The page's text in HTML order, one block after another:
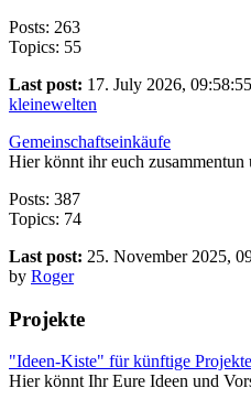
Posts: 263
Topics: 55
Last post: 17. July 2026, 09:58:55
kleinewelten
Gemeinschaftseinkäufe
Hier könnt ihr euch zusammentun
Posts: 387
Topics: 74
Last post: 25. November 2025,
by Roger
Projekte
"Ideen-Kiste" für künftige Projekte
Hier könnt Ihr Eure Ideen und